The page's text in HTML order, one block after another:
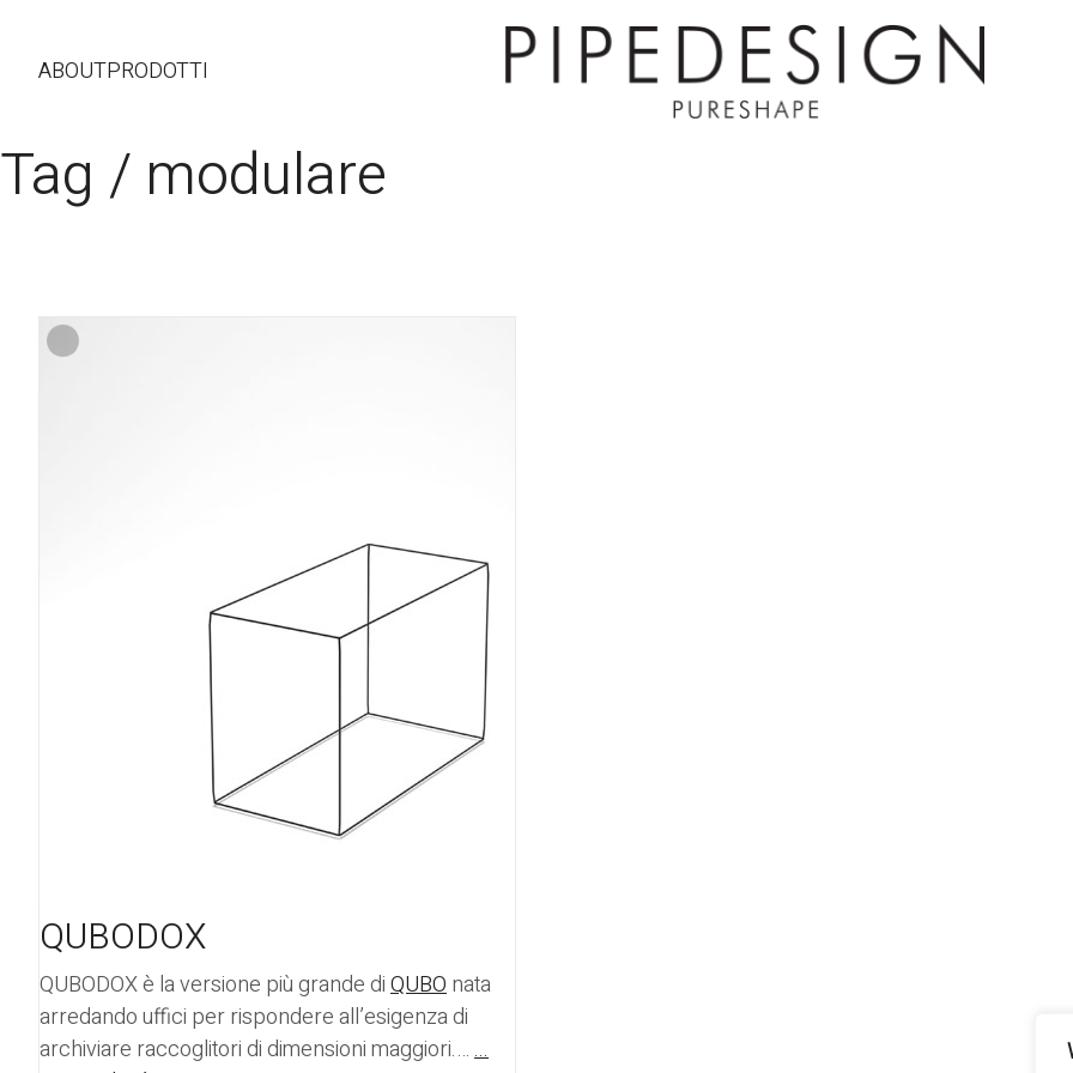
ABOUTPRODOTTI
Tag / modulare
QUBODOX
QUBODOXè la versione più grande diQUBOnata
arredando uffici per rispondere all’esigenza di
archiviare raccoglitori di dimensioni maggiori.…...